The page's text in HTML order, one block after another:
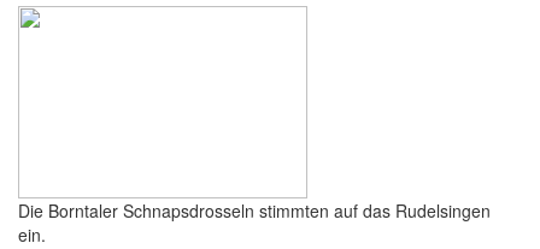
Die Borntaler Schnapsdrosseln stimmten auf das Rudelsingen
ein.